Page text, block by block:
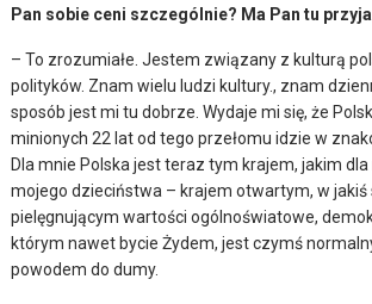
Pan sobie ceni szczególnie? Ma Pan tu
– To zrozumiałe. Jestem związany z kulturą
polityków. Znam wielu ludzi kultury., znam
sposób jest mi tu dobrze. Wydaje mi się, że
minionych 22 lat od tego przełomu idzie w
Dla mnie Polska jest teraz tym krajem, jakim dla
mojego dzieciństwa – krajem otwartym, w jakiś
pielęgnującym wartości ogólnoświatowe,
którym nawet bycie Żydem, jest czymś
powodem do dumy.